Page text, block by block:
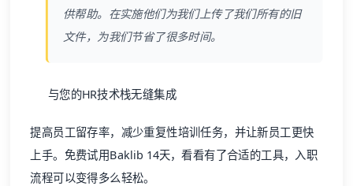
供帮助。在实施他们为我们上传了我们所有的旧
文件，为我们节省了很多时间。
与您的HR技术栈无缝集成
提高员工留存率，减少重复性培训任务，并让新员工更快
上手。免费试用Baklib 14天，看看有了合适的工具，入职
流程可以变得多么轻松。